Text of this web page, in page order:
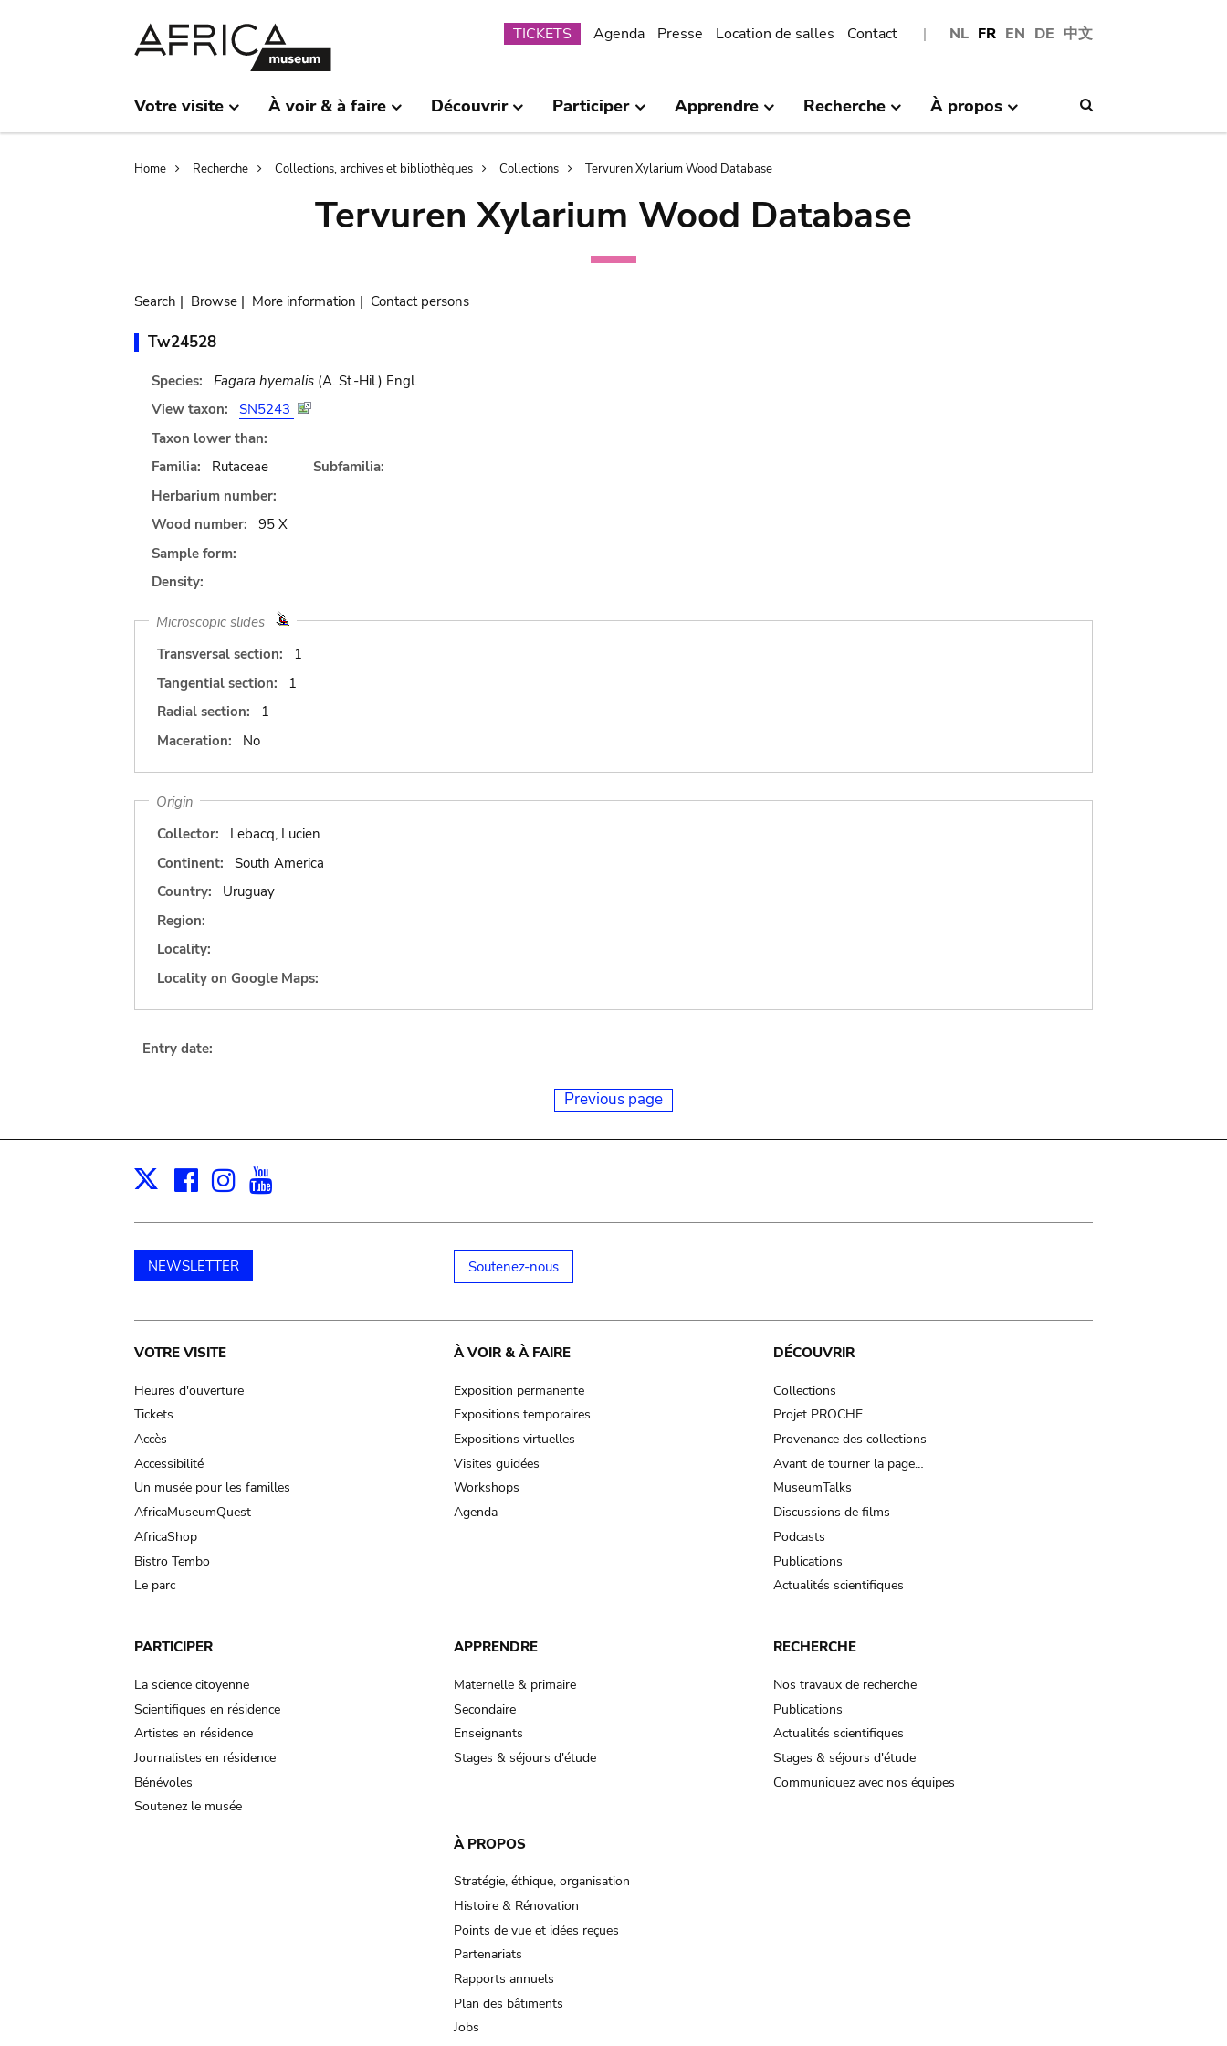
NL FR EN DE 中文
Submenu
TICKETS Agenda Presse Location de salles Contact
Votre visite À voir & à faire Découvrir Participer Apprendre Recherche À propos
Breadcrumb
Home Recherche Collections, archives et bibliothèques Collections Tervuren Xylarium Wood Database
Tervuren Xylarium Wood Database
Search | Browse | More information | Contact persons
Tw24528
Species: Fagara hyemalis(A. St.-Hil.) Engl.
View taxon:
SN5243
Taxon lower than:
Familia:
Rutaceae
Subfamilia:
Herbarium number:
Wood number:
95 X
Sample form:
Density:
Microscopic slides
Transversal section:
1
Tangential section:
1
Radial section:
1
Maceration:
No
Origin
Collector:
Lebacq, Lucien
Continent:
South America
Country:
Uruguay
Region:
Locality:
Locality on Google Maps:
Entry date:
Previous page
X Facebook
Instagram
NEWSLETTER Soutenez-nous
Main
navigation
VOTRE VISITE
Heures d'ouverture
Tickets
Accès
Accessibilité
Un musée pour les familles
AfricaMuseumQuest
AfricaShop
Bistro Tembo
Le parc
À VOIR & À FAIRE
Exposition permanente
Expositions temporaires
Expositions virtuelles
Visites guidées
Workshops
Agenda
DÉCOUVRIR
Collections
Projet PROCHE
Provenance des collections
Avant de tourner la page…
MuseumTalks
Discussions de films
Podcasts
Publications
Actualités scientifiques
PARTICIPER
La science citoyenne
Scientifiques en résidence
Artistes en résidence
Journalistes en résidence
Bénévoles
Soutenez le musée
APPRENDRE
Maternelle & primaire
Secondaire
Enseignants
Stages & séjours d'étude
RECHERCHE
Nos travaux de recherche
Publications
Actualités scientifiques
Stages & séjours d'étude
Communiquez avec nos équipes
À PROPOS
Stratégie, éthique, organisation
Histoire & Rénovation
Points de vue et idées reçues
Partenariats
Rapports annuels
Plan des bâtiments
Jobs